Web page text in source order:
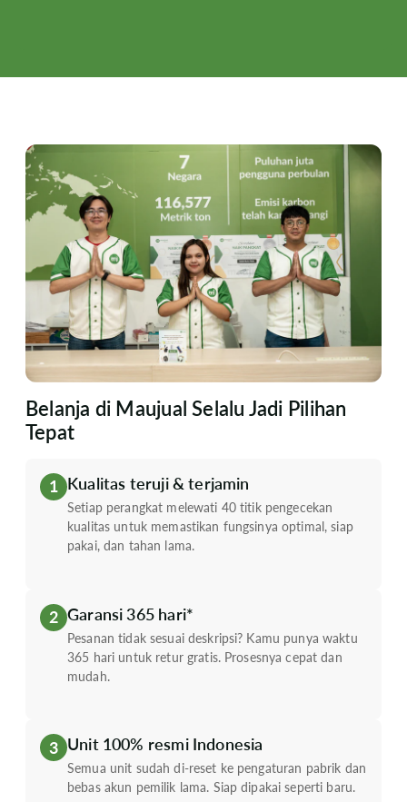
Belanja di Maujual Selalu Jadi Pilihan
Tepat
1 Kualitas teruji & terjamin
Setiap perangkat melewati 40 titik pengecekan
kualitas untuk memastikan fungsinya optimal, siap
pakai, dan tahan lama.
2 Garansi 365 hari*
Pesanan tidak sesuai deskripsi? Kamu punya waktu
365 hari untuk retur gratis. Prosesnya cepat dan
mudah.
3 Unit 100% resmi Indonesia
Semua unit sudah di-reset ke pengaturan pabrik dan
bebas akun pemilik lama. Siap dipakai seperti baru.